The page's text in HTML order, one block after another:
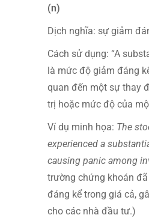
(n)
Dịch nghĩa: sự giảm
Cách sử dụng: “A
là mức độ giảm đáng
quan đến một sự thay
trị hoặc mức độ của
Ví dụ minh họa: The
experienced a
causing panic among
trường chứng khoán
đáng kể trong giá cả,
cho các nhà đầu tư.)